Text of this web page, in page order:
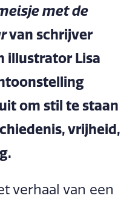
met de
van schrijver
illustrator Lisa
om stil te staan
vrijheid,
verhaal van een